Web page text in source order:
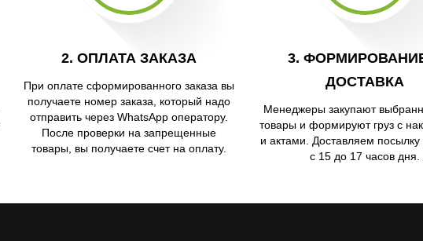
2. ОПЛАТА ЗАКАЗА
При оплате сформированного заказа вы
получаете номер заказа, который надо
отправить через WhatsApp оператору.
После проверки на запрещенные
товары, вы получаете счет на оплату.
3.
ДОСТАВКА
Менеджеры закупают
товары и формируют груз с
и актами. Доставляем
с 15 до 17 часов дня.